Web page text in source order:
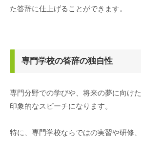
た答辞に仕上げることができます。
専門学校の答辞の独自性
専門分野での学びや、将来の夢に向け
印象的なスピーチになります。
特に、専門学校ならではの実習や研修